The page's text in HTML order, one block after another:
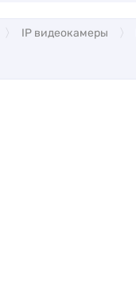
IP видеокамеры